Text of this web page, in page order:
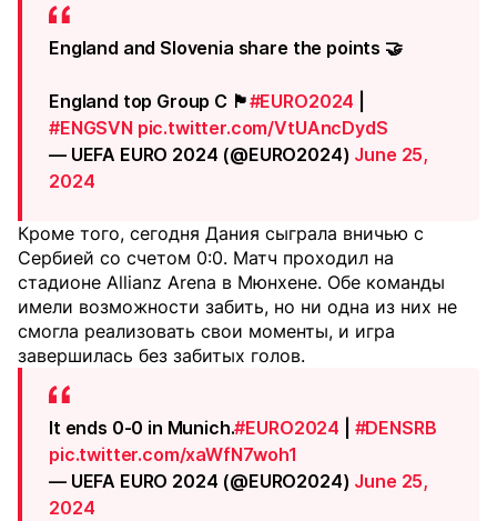
England and Slovenia share the points 🤝
England top Group C 🏴󠁧󠁢󠁥󠁮󠁧󠁿#EURO2024
#ENGSVN pic.twitter.com/VtUAncDydS
— UEFA EURO 2024 (@EURO2024) June 25,
2024
Кроме того, сегодня Дания сыграла вничью с
Сербией со счетом 0:0. Матч проходил на
стадионе Allianz Arena в Мюнхене. Обе команды
имели возможности забить, но ни одна из них не
смогла реализовать свои моменты, и игра
завершилась без забитых голов.
It ends 0-0 in Munich.#EURO2024
#DENSRB
pic.twitter.com/xaWfN7woh1
— UEFA EURO 2024 (@EURO2024) June 25,
2024